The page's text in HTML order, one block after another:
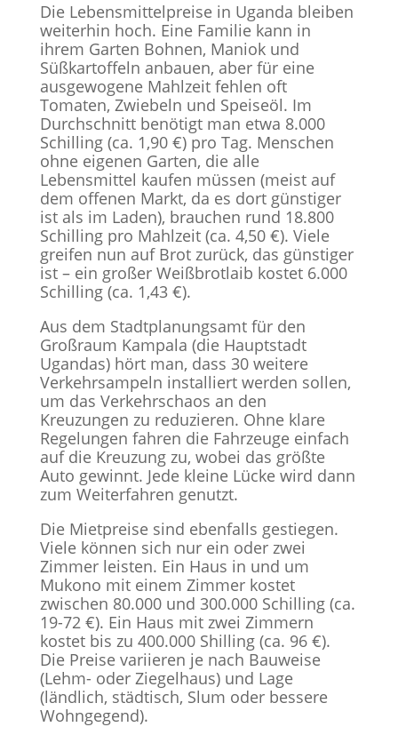
Die Lebensmittelpreise in Uganda bleiben
weiterhin hoch. Eine Familie kann in
ihrem Garten Bohnen, Maniok und
Süßkartoffeln anbauen, aber für eine
ausgewogene Mahlzeit fehlen oft
Tomaten, Zwiebeln und Speiseöl. Im
Durchschnitt benötigt man etwa 8.000
Schilling (ca. 1,90 €) pro Tag. Menschen
ohne eigenen Garten, die alle
Lebensmittel kaufen müssen (meist auf
dem offenen Markt, da es dort günstiger
ist als im Laden), brauchen rund 18.800
Schilling pro Mahlzeit (ca. 4,50 €). Viele
greifen nun auf Brot zurück, das günstiger
ist – ein großer Weißbrotlaib kostet 6.000
Schilling (ca. 1,43 €).
Aus dem Stadtplanungsamt für den
Großraum Kampala (die Hauptstadt
Ugandas) hört man, dass 30 weitere
Verkehrsampeln installiert werden sollen,
um das Verkehrschaos an den
Kreuzungen zu reduzieren. Ohne klare
Regelungen fahren die Fahrzeuge einfach
auf die Kreuzung zu, wobei das größte
Auto gewinnt. Jede kleine Lücke wird dann
zum Weiterfahren genutzt.
Die Mietpreise sind ebenfalls gestiegen.
Viele können sich nur ein oder zwei
Zimmer leisten. Ein Haus in und um
Mukono mit einem Zimmer kostet
zwischen 80.000 und 300.000 Schilling (ca.
19-72 €). Ein Haus mit zwei Zimmern
kostet bis zu 400.000 Shilling (ca. 96 €).
Die Preise variieren je nach Bauweise
(Lehm- oder Ziegelhaus) und Lage
(ländlich, städtisch, Slum oder bessere
Wohngegend).